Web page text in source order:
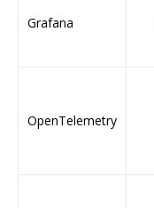
Grafana
OpenTelemetry